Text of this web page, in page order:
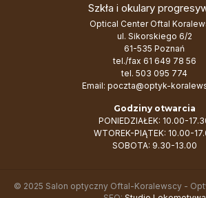
Szkła i okulary
Optical Center Oftal
ul. Sikorskiego 6/2
61-535 Poznań
tel./fax 61 649 78 56
tel. 503 095 774
Email: poczta@optyk-
Godziny otwarcia
PONIEDZIAŁEK: 10.00-
WTOREK-PIĄTEK: 10.00-
SOBOTA: 9.30-13.00
© 2025 Salon optyczny Oftal-Koralewscy -